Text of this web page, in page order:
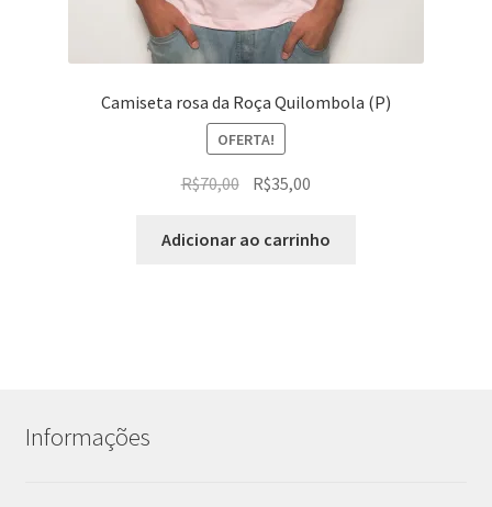
Camiseta rosa da Roça Quilombola (P)
OFERTA!
R$70,00
original
R$35,00
atual
Adicionar ao carrinho
Informações